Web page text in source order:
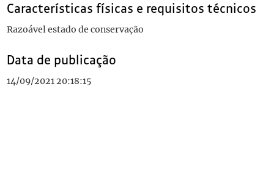
Características físicas e requisitos técnicos
Razoável estado de conservação
Data de publicação
14/09/2021 20:18:15